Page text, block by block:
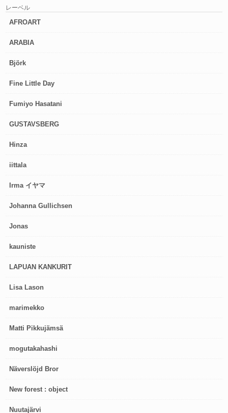
レーベル
AFROART
ARABIA
Björk
Fine Little Day
Fumiyo Hasatani
GUSTAVSBERG
Hinza
iittala
Irma イヤマ
Johanna Gullichsen
Jonas
kauniste
LAPUAN KANKURIT
Lisa Lason
marimekko
Matti Pikkujämsä
mogutakahashi
Näverslöjd Bror
New forest : object
Nuutajärvi